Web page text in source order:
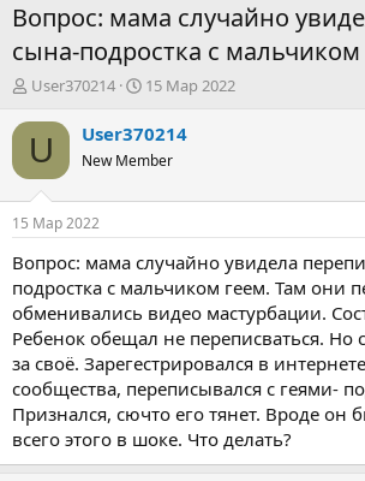
Вопрос: мама случайно
сына-подростка с мальчиком
А
т
т
е
м
ы
User370214
Д
т
а
н
а
л
15 Мар 2022
U User370214
New Member
15 Мар 2022
Вопрос: мама случайно увидела
подростка с мальчиком геем. Там они
обменивались видео мастурбации.
Ребенок обещал не переписваться. Но
за своё. Зарегестрировался в
сообщества, переписывался с геями-
Признался, сючто его тянет. Вроде он
всего этого в шоке. Что делать?